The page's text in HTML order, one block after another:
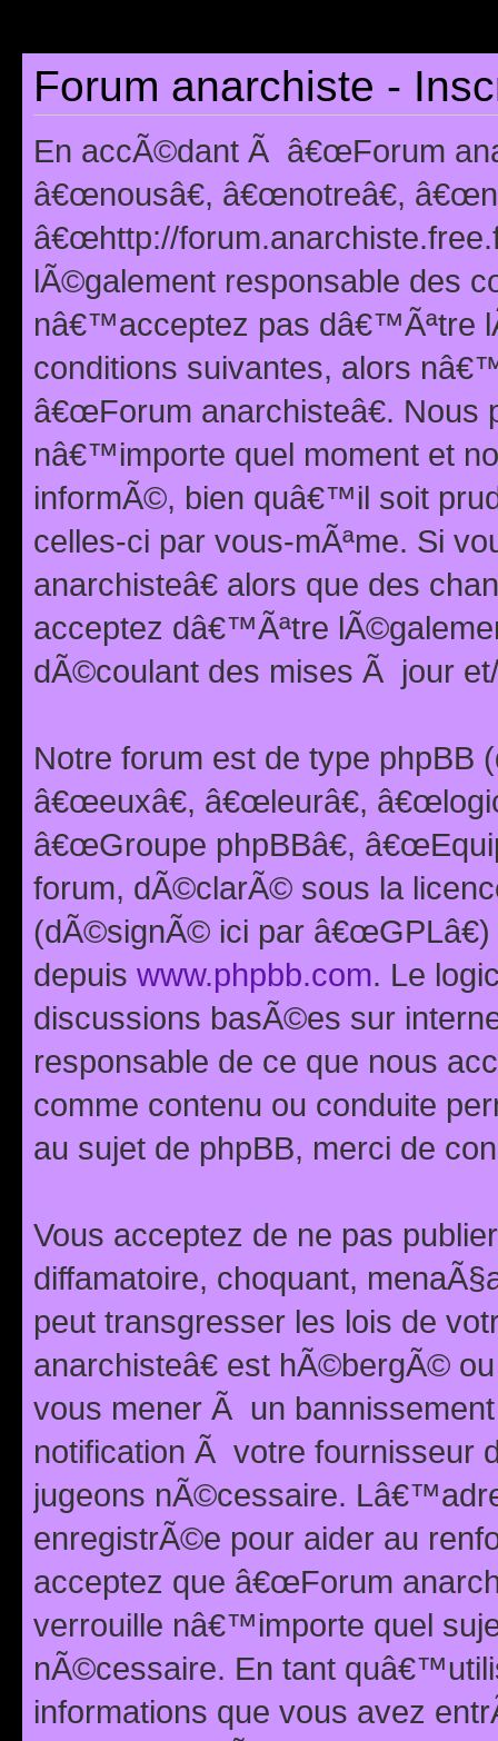
Forum anarchiste -
En accÃ©dant Ã â€œForum
â€œnousâ€, â€œnotreâ€,
â€œhttp://
lÃ©galement responsable des
nâ€™acceptez pas dâ€™Ãªtre
conditions suivantes, alors
â€œForum anarchisteâ€.
nâ€™importe quel moment et
informÃ©, bien quâ€™il soit
celles-ci par vous-mÃªme. Si
anarchisteâ€ alors que des
acceptez dâ€™Ãªtre
dÃ©coulant des mises Ã jour
Notre forum est de type phpBB
â€œeuxâ€, â€œleurâ€,
â€œGroupe phpBBâ€,
forum, dÃ©clarÃ© sous la
(dÃ©signÃ© ici par
depuis www.phpbb.com. Le
discussions basÃ©es sur
responsable de ce que nous
comme contenu ou conduite
au sujet de phpBB, merci de
Vous acceptez de ne pas
diffamatoire, choquant,
peut transgresser les lois de
anarchisteâ€ est hÃ©bergÃ©
vous mener Ã un
notification Ã votre fournisseur
jugeons nÃ©cessaire.
enregistrÃ©e pour aider au
acceptez que â€œForum
verrouille nâ€™importe quel
nÃ©cessaire. En tant
informations que vous avez